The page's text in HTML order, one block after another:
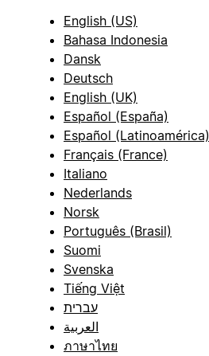
English (US)
Bahasa Indonesia
Dansk
Deutsch
English (UK)
Español (España)
Español (Latinoamérica)
Français (France)
Italiano
Nederlands
Norsk
Português (Brasil)
Suomi
Svenska
Tiếng Việt
עברית
العربية
ภาษาไทย